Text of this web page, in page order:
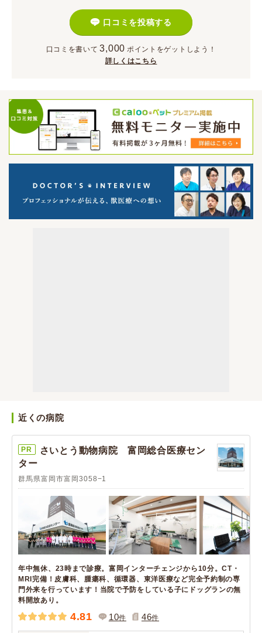
口コミを投稿する
口コミを書いて 3,000 ポイント をゲットしよう！
詳しくはこちら
近くの病院
PR
さいとう動物病院 富岡総合医療セン
ター
群馬県富岡市富岡3058−1
年中無休、23時まで診療。富岡インターチェンジから10分。CT・
MRI完備！皮膚科、腫瘍科、循環器、東洋医療など完全予約制の専
門外来を行っています！当院で予防をしている子にドッグランの無
料開放あり。
4.81 10件 46件